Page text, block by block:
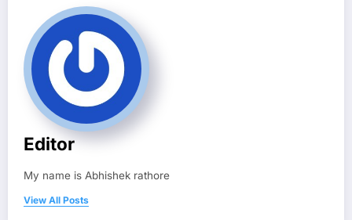
Editor
My name is Abhishek rathore
View All Posts